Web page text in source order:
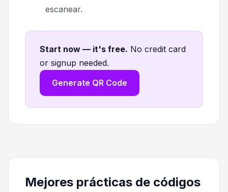
escanear.
Start now — it's free. No credit card
or signup needed.
Generate QR Code
Mejores prácticas de códigos